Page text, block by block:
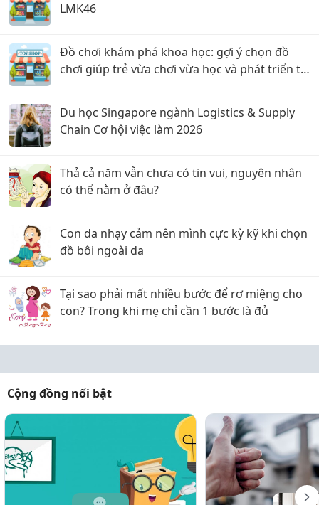
LMK46
Đồ chơi khám phá khoa học: gợi ý chọn đồ
chơi giúp trẻ vừa chơi vừa học và phát triển tư
Du học Singapore ngành Logistics & Supply
Chain Cơ hội việc làm 2026
Thả cả năm vẫn chưa có tin vui, nguyên nhân
có thể nằm ở đâu?
Con da nhạy cảm nên mình cực kỳ kỹ khi chọn
đồ bôi ngoài da
Tại sao phải mất nhiều bước để rơ miệng cho
con? Trong khi mẹ chỉ cần 1 bước là đủ
Cộng đồng nổi bật